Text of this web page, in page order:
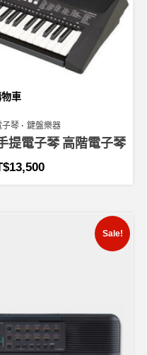
車
子琴 鍵盤樂器
提電子琴 高階電子琴
13,500
Sale!